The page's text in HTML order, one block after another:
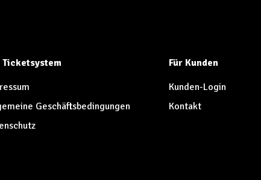
Ticketsystem
Geschäftsbedingungen
Für Kunden
Kunden-Login
Kontakt